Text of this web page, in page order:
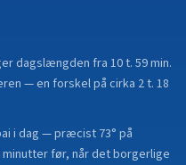
dagslængden fra 10 t. 59 min.
— en forskel på cirka 2 t. 18
i dag — præcist 73° på
før, når det borgerlige